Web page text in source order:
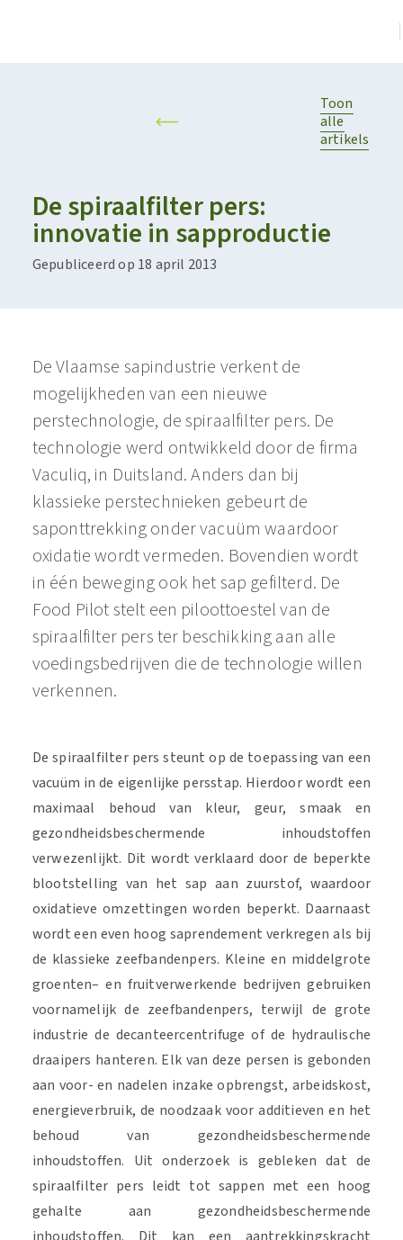
Toon
alle
artikels
De spiraalfilter pers:
innovatie in sapproductie
Gepubliceerd op 18 april 2013
De Vlaamse sapindustrie verkent de
mogelijkheden van een nieuwe
perstechnologie, de spiraalfilter pers. De
technologie werd ontwikkeld door de firma
Vaculiq, in Duitsland. Anders dan bij
klassieke perstechnieken gebeurt de
saponttrekking onder vacuüm waardoor
oxidatie wordt vermeden. Bovendien wordt
in één beweging ook het sap gefilterd. De
Food Pilot stelt een piloottoestel van de
spiraalfilter pers ter beschikking aan alle
voedingsbedrijven die de technologie willen
verkennen.
De spiraalfilter pers steunt op de toepassing van een
vacuüm in de eigenlijke persstap. Hierdoor wordt een
maximaal behoud van kleur, geur, smaak en
gezondheidsbeschermende inhoudstoffen
verwezenlijkt. Dit wordt verklaard door de beperkte
blootstelling van het sap aan zuurstof, waardoor
oxidatieve omzettingen worden beperkt. Daarnaast
wordt een even hoog saprendement verkregen als bij
de klassieke zeefbandenpers. Kleine en middelgrote
groenten– en fruitverwerkende bedrijven gebruiken
voornamelijk de zeefbandenpers, terwijl de grote
industrie de decanteercentrifuge of de hydraulische
draaipers hanteren. Elk van deze persen is gebonden
aan voor- en nadelen inzake opbrengst, arbeidskost,
energieverbruik, de noodzaak voor additieven en het
behoud van gezondheidsbeschermende
inhoudstoffen. Uit onderzoek is gebleken dat de
spiraalfilter pers leidt tot sappen met een hoog
gehalte aan gezondheidsbeschermende